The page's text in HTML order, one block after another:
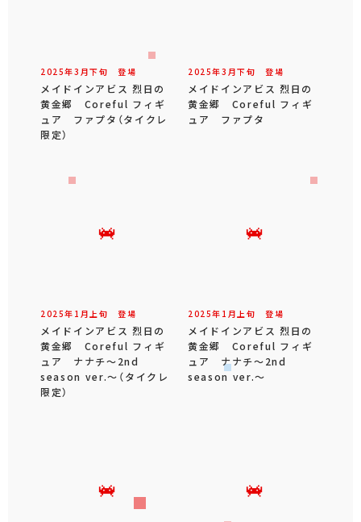
2025年3 月下旬 登場
メイドインアビス 烈日の
黄金郷 Coreful フィギ
ュア ファプタ（タイクレ
限定）
2025年3 月下旬 登場
メイドインアビス 烈日の
黄金郷 Coreful フィギ
ュア ファプタ
2025年 1 月 上旬 登場
メイドインアビス 烈日の
黄金郷 Coreful フィギ
ュア ナナチ～2nd
season ver.～（タイクレ
限定）
2025年 1 月 上旬 登場
メイドインアビス 烈日の
黄金郷 Coreful フィギ
ュア ナナチ～2nd
season ver.～